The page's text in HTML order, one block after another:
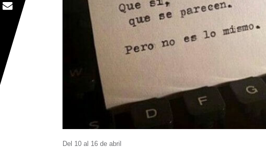
Del 10 al 16 de abril